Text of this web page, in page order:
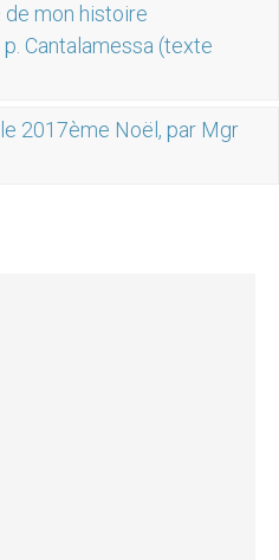
mon histoire
Cantalamessa (texte
2017ème Noël, par Mgr